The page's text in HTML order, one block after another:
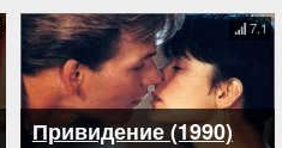
Привидение (1990)
7.1